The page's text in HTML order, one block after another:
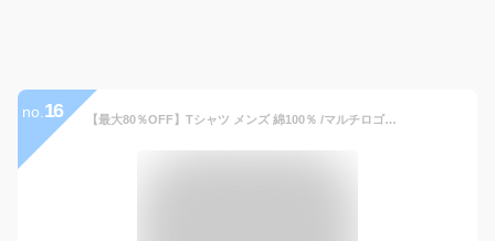
no. 16 【最大80％OFF】Tシャツ メンズ 綿100％ /マルチロゴパターンTシャツ/ コットン 大人 おしゃれ ロゴ ティーシャツ バックプリント ワンポイント メンズtシャツ 白tシャツ 半袖 春 夏 夏服 春服 クルーネック